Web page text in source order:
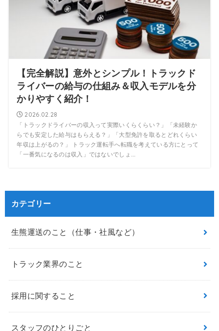
【完全解説】意外とシンプル！トラックド
ライバーの給与の仕組み＆収入モデルを分
かりやすく紹介！
2026.02.28
「トラックドライバーの収入って実際いくらくらい？」「未経験か
らでも安定した給与はもらえる？」「大型免許を取るとどれくらい
年収は上がるの？」 トラック運転手へ転職を考えている方にとって
「一番気になるのは収入」ではないでしょ...
カテゴリー
生熊運送のこと（仕事・社風など）
トラック業界のこと
採用に関すること
スタッフのひとりごと